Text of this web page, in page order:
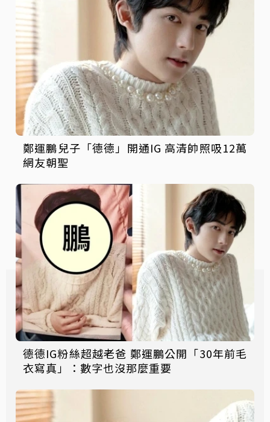
鄭運鵬兒子「德德」開通IG 高清帥照吸12萬
網友朝聖
德德IG粉絲超越老爸 鄭運鵬公開「30年前毛
衣寫真」：數字也沒那麼重要